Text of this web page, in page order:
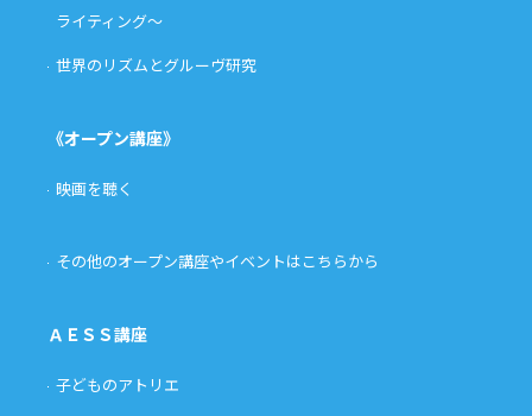
ライティング〜
世界のリズムとグルーヴ研究
《オープン講座》
映画を聴く
その他のオープン講座やイベントはこちらから
ＡＥＳＳ講座
子どものアトリエ